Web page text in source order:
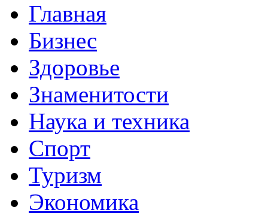
Главная
Бизнес
Здоровье
Знаменитости
Наука и техника
Спорт
Туризм
Экономика